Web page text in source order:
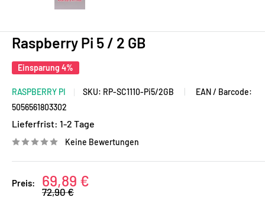
Raspberry Pi 5 / 2 GB
Einsparung 4%
RASPBERRY PI SKU: RP-SC1110-Pi5/2GB
EAN / Barcode:
5056561803302
Lieferfrist: 1-2 Tage
Keine Bewertungen
Preis: Sonderpreis
69,89 €
Normalpreis
72,90 €